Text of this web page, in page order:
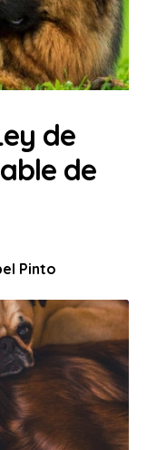
de
de
Pinto